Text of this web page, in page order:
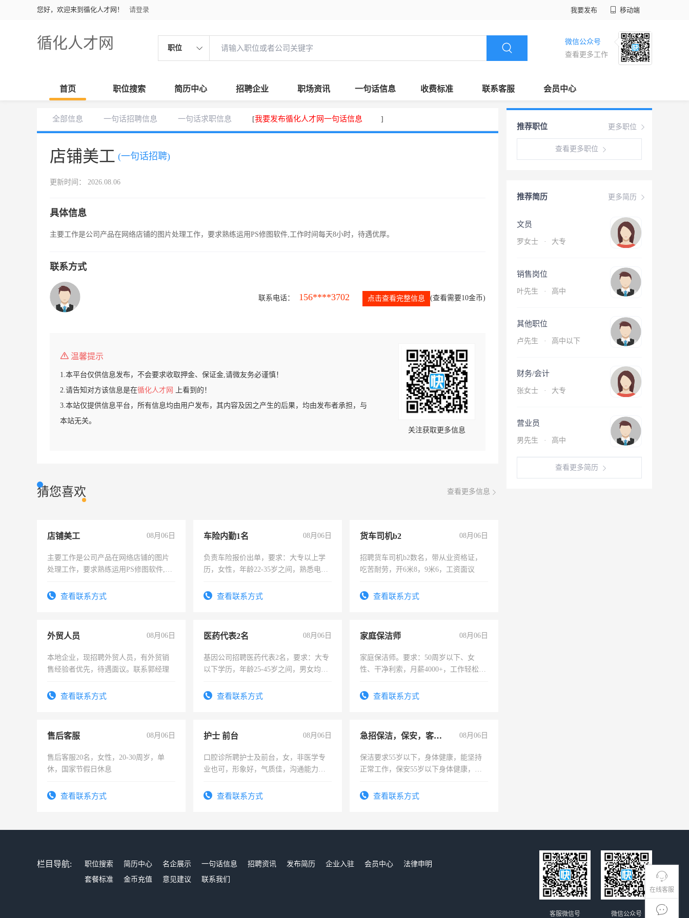
您好，欢迎来到循化人才网！ 请登录 我要发布 移动端
循化人才网 职位
微信公众号
查看更多工作
首页 职位搜索 简历中心 招聘企业 职场资讯 一句话信息 收费标准 联系客服 会员中心
在线客服
全部信息 一句话招聘信息 一句话求职信息 [我要发布循化人才网一句话信息 ]
店铺美工 (一句话招聘)
更新时间： 2026.08.06
具体信息
主要工作是公司产品在网络店铺的图片处理工作，要求熟练运用PS修图软件,工作时间每天8小时，待遇优厚。
联系方式
联系电话： 156****3702 点击查看完整信息 (查看需要10金币)
温馨提示
1.本平台仅供信息发布，不会要求收取押金、保证金,请微友务必谨慎！
2.请告知对方该信息是在循化人才网
上看到的！
3.本站仅提供信息平台，所有信息均由用户发布，其内容及因之产生的后果，均由发布者承担，与
本站无关。
关注获取更多信息
猜您喜欢 查看更多信息
店铺美工 08月06日
主要工作是公司产品在网络店铺的图片
处理工作，要求熟练运用PS修图软件,工
查看联系方式
车险内勤1名 08月06日
负责车险报价出单，要求：大专以上学
历，女性，年龄22-35岁之间，熟悉电脑
试用期1-3个月，转正后交纳五险，
查看联系方式
货车司机b2 08月06日
招聘货车司机b2数名，带从业资格证，
吃苦耐劳，开6米8，9米6，工资面议
查看联系方式
外贸人员 08月06日
本地企业，现招聘外贸人员，有外贸销
售经验者优先，待遇面议。联系郭经理
查看联系方式
医药代表2名 08月06日
基因公司招聘医药代表2名，要求：大专
以下学历，年龄25-45岁之间，男女均
表或者有医学资质的优先，底薪+绩效，
查看联系方式
家庭保洁师 08月06日
家庭保洁师。要求：50周岁以下、女
性、干净利索，月薪4000+，工作轻松，
太太等。查看联系方式
售后客服 08月06日
售后客服20名，女性，20-30周岁，单
休，国家节假日休息
查看联系方式
护士 前台 08月06日
口腔诊所聘护士及前台，女，非医学专
业也可，形象好，气质佳，沟通能力
查看联系方式
急招保洁，保安，客服，工程 08月06日
保洁要求55岁以下，身体健康，能坚持
正常工作，保安55岁以下身体健康，有
录，客服要求45岁以下高中以上文化，
查看联系方式
更多职位
推荐职位
查看更多职位
更多简历
推荐简历
文员
罗女士 · 大专
销售岗位
叶先生 · 高中
其他职位
卢先生 · 高中以下
财务/会计
张女士 · 大专
营业员
男先生 · 高中
查看更多简历
栏目导航: 职位搜索 简历中心 名企展示 一句话信息 招聘资讯 发布简历 企业入驻 会员中心
法律申明
套餐标准
金币充值 意见建议 联系我们
微信公众号
客服微信号